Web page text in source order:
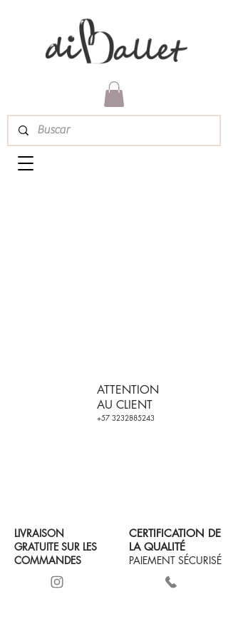
ATTENTION
AU CLIENT
+57 3232885243
LIVRAISON
GRATUITE SUR LES
COMMANDES
+2 PRODUCTS
CERTIFICATION DE
LA QUALITÉ
PAIEMENT SÉCURISÉ
ET REMBOURSEMENT